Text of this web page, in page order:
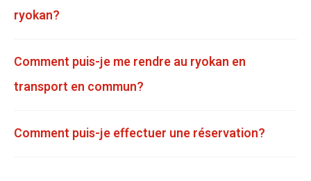
ryokan?
Comment puis-je me rendre au ryokan en
transport en commun?
Comment puis-je effectuer une réservation?